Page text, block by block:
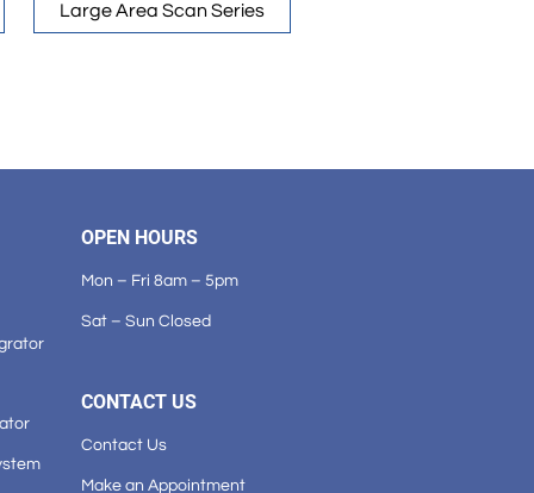
Large Area Scan Series
OPEN HOURS
Mon – Fri 8am – 5pm
Sat – Sun Closed
CONTACT US
Contact Us
Make an Appointment